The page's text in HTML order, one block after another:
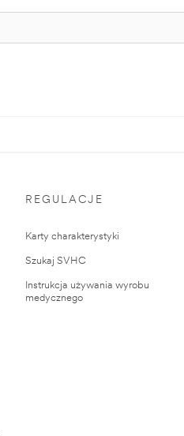
REGULACJE
Karty charakterystyki
Szukaj SVHC
Instrukcja używania wyrobu
medycznego